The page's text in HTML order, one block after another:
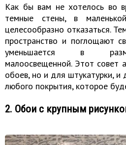
Как бы вам не хотелось во
темные стены, в
целесообразно отказаться.
пространство и поглощают
уменьшается в
малоосвещенной. Этот совет
обоев, но и для штукатурки, и
любого покрытия, которое
2. Обои с крупным